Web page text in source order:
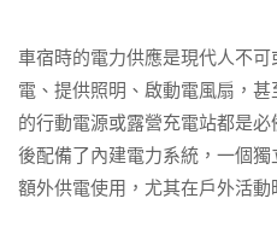
車宿時的電力供應是現代人不
電、提供照明、啟動電風扇，
的行動電源或露營充電站都是
後配備了內建電力系統，一個
額外供電使用，尤其在戶外活動